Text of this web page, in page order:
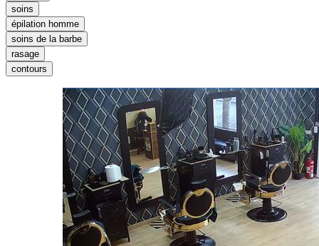
soins
épilation homme
soins de la barbe
rasage
contours